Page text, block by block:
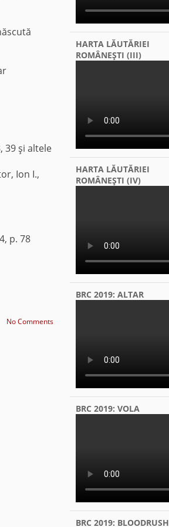
39 şi altele
Ion I.,
p. 78
No Comments
HARTA LĂUTĂRIEI
ROMÂNEŞTI (III)
HARTA LĂUTĂRIEI
ROMÂNEŞTI (IV)
BRC 2019: ALTAR
BRC 2019: VOLA
BRC 2019: BLOODRUSH